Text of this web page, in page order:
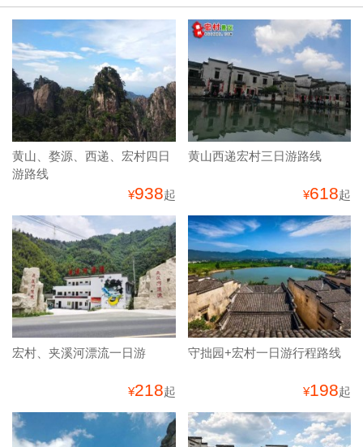
黄山、婺源、西递、宏村四日
游路线
¥938起
黄山西递宏村三日游路线
¥618起
宏村、夹溪河漂流一日游
¥218起
守拙园+宏村一日游行程路线
¥198起